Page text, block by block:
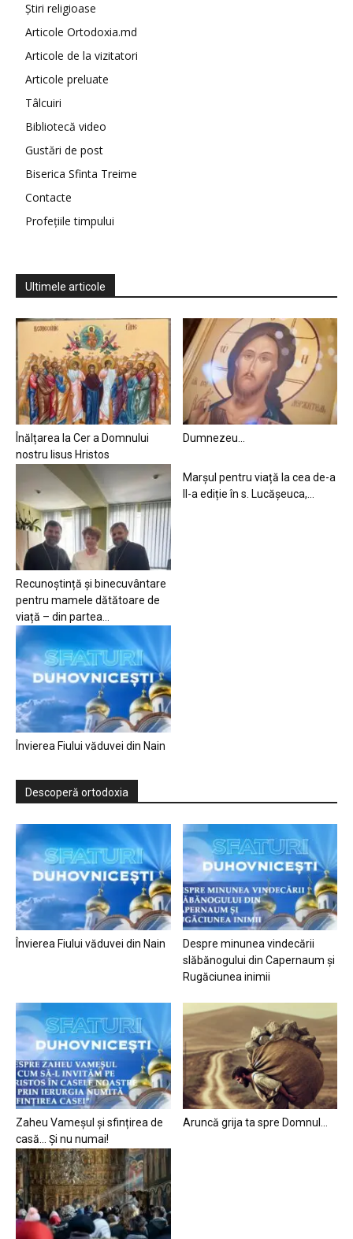
Știri religioase
Articole Ortodoxia.md
Articole de la vizitatori
Articole preluate
Tâlcuiri
Bibliotecă video
Gustări de post
Biserica Sfinta Treime
Contacte
Profețiile timpului
Ultimele articole
Înălțarea la Cer a Domnului
nostru Iisus Hristos
Dumnezeu…
Recunoștință și binecuvântare
pentru mamele dătătoare de
viață – din partea...
Marșul pentru viață la cea de-a
II-a ediție în s. Lucășeuca,...
Învierea Fiului văduvei din Nain
Descoperă ortodoxia
Învierea Fiului văduvei din Nain
Despre minunea vindecării
slăbănogului din Capernaum și
Rugăciunea inimii
Zaheu Vameșul și sfințirea de
casă… Și nu numai!
Aruncă grija ta spre Domnul…